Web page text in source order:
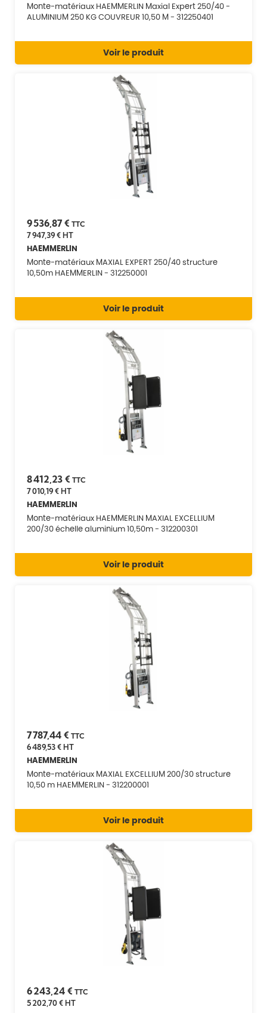
Monte-matériaux HAEMMERLIN Maxial Expert 250/40 -
ALUMINIUM 250 KG COUVREUR 10,50 M - 312250401
Voir le produit
9 536,87 € TTC
7 947,39 €HT
HAEMMERLIN
Monte-matériaux MAXIAL EXPERT 250/40 structure
10,50m HAEMMERLIN - 312250001
Voir le produit
8 412,23 € TTC
7 010,19 €HT
HAEMMERLIN
Monte-matériaux HAEMMERLIN MAXIAL EXCELLIUM
200/30 échelle aluminium 10,50m - 312200301
Voir le produit
7 787,44 € TTC
6 489,53 €HT
HAEMMERLIN
Monte-matériaux MAXIAL EXCELLIUM 200/30 structure
10,50 m HAEMMERLIN - 312200001
Voir le produit
6 243,24 € TTC
5 202,70 €HT